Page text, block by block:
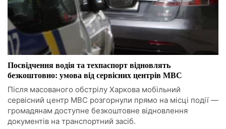
Посвідчення водія та техпаспорт відновлять
безкоштовно: умова від сервісних центрів МВС
Після масованого обстрілу Харкова мобільний
сервісний центр МВС розгорнули прямо на місці події —
громадянам доступне безкоштовне відновлення
документів на транспортний засіб.